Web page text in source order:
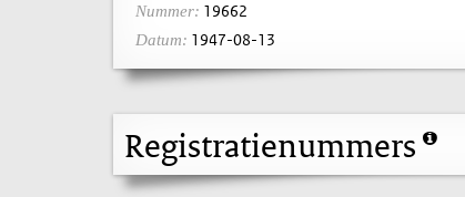
Nummer: 19662
Datum: 1947-08-13
Registratienummers